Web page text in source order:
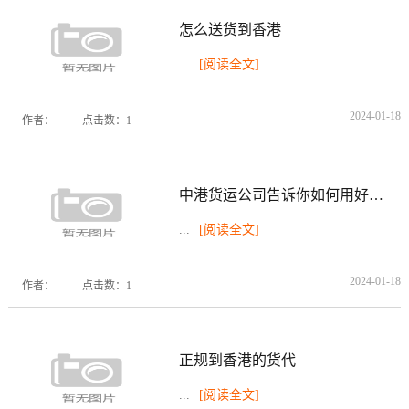
怎么送货到香港
[阅读全文]
作者： 点击数：1 2024-01-18
中港货运公司告诉你如何用好托盘
[阅读全文]
作者： 点击数：1 2024-01-18
正规到香港的货代
[阅读全文]